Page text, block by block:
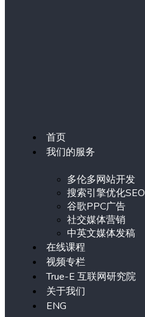
首页
我们的服务
多伦多网站开发
搜索引擎优化SEO
谷歌PPC广告
社交媒体营销
中英文媒体发稿
在线课程
视频专栏
True-E 互联网研究院
关于我们
ENG